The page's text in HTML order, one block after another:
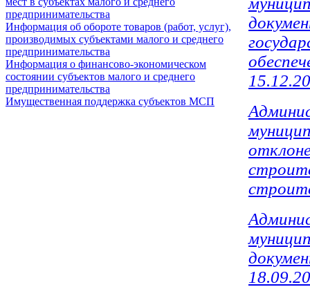
предпринимательства
Информация об обороте товаров (работ, услуг),
производимых субъектами малого и среднего
предпринимательства
Информация о финансово-экономическом
состоянии субъектов малого и среднего
предпринимательства
Имущественная поддержка субъектов МСП